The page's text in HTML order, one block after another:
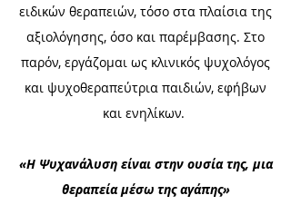
ειδικών θεραπειών, τόσο στα πλαίσια της
αξιολόγησης, όσο και παρέμβασης. Στο
παρόν, εργάζομαι ως κλινικός ψυχολόγος
και ψυχοθεραπεύτρια παιδιών, εφήβων
και ενηλίκων.
«Η Ψυχανάλυση είναι στην ουσία της, μια
θεραπεία μέσω της αγάπης»